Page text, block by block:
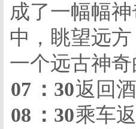
成了一幅幅
中，眺望远
一个远古神奇
07 ： 30返回
08 ： 30乘车